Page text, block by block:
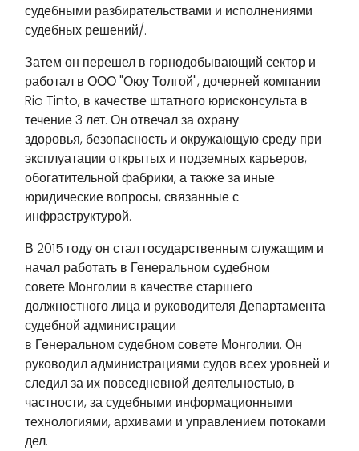
судебными разбирательствами и исполнениями
судебных решений/.
Затем он перешел в горнодобывающий сектор и
работал в ООО "Оюу Толгой", дочерней компании
Rio Tinto, в качестве штатного юрисконсульта в
течение 3 лет. Он отвечал за охрану
здоровья, безопасность и окружающую среду при
эксплуатации открытых и подземных карьеров,
обогатительной фабрики, а также за иные
юридические вопросы, связанные с
инфраструктурой.
В 2015 году он стал государственным служащим и
начал работать в Генеральном судебном
совете Монголии в качестве старшего
должностного лица и руководителя Департамента
судебной администрации
в Генеральном судебном совете Монголии. Он
руководил администрациями судов всех уровней и
следил за их повседневной деятельностью, в
частности, за судебными информационными
технологиями, архивами и управлением потоками
дел.